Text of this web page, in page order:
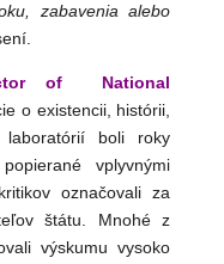
zabavenia alebo
of
National
o existencii, histórii,
boli roky
vplyvnými
označovali za
štátu. Mnohé z
výskumu vysoko